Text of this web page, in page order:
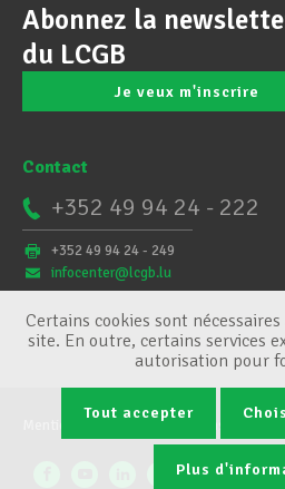
Abonnez la
du LCGB
Je veux m'inscrire
Contact
+352 49 94 24 - 222
+352 49 94 24 - 249
infocenter@lcgb.lu
Conditions générales
Certains cookies sont
site. En outre, certains services
autorisation pour
Tout accepter
Plus